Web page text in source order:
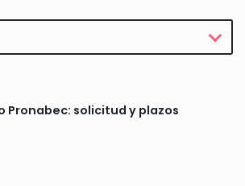
Pronabec: solicitud y plazos